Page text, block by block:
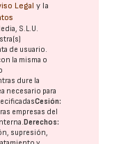
Legal y la
S.L.U.
de usuario.
la misma o
dure la
necesario para
Cesión:
empresas del
Derechos:
supresión,